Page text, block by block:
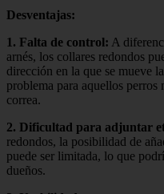
Desventajas:
1. Falta de control: A
arnés, los collares redondos
dirección en la que se mueve
problema para aquellos perros
correa.
2. Dificultad para adjuntar
redondos, la posibilidad de
puede ser limitada, lo que
dueños.